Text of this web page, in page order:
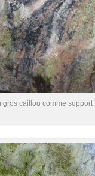
gros caillou comme support